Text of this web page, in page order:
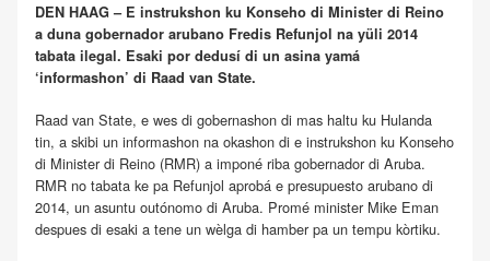
DEN HAAG – E instrukshon ku Konseho di Minister di Reino
a duna gobernador arubano Fredis Refunjol na yüli 2014
tabata ilegal. Esaki por dedusí di un asina yamá
‘informashon’ di Raad van State.
Raad van State, e wes di gobernashon di mas haltu ku Hulanda
tin, a skibi un informashon na okashon di e instrukshon ku Konseho
di Minister di Reino (RMR) a imponé riba gobernador di Aruba.
RMR no tabata ke pa Refunjol aprobá e presupuesto arubano di
2014, un asuntu outónomo di Aruba. Promé minister Mike Eman
despues di esaki a tene un wèlga di hamber pa un tempu kòrtiku.